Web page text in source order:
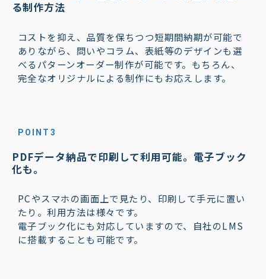
る制作方法
コストを抑え、品質を保ちつつ短期間納期が可能で
ありながら、問いやコラム、表紙等のデザインも選
べるパターンオーダー制作が可能です。もちろん、
完全なオリジナルによる制作にもお応えします。
POINT3
PDFデータ納品で印刷して利用可能。電子ブック
化も。
PCやスマホの画面上で見たり、印刷して手元に置い
たり。利用方法は様々です。
電子ブック化にも対応していますので、自社のLMS
に搭載することも可能です。